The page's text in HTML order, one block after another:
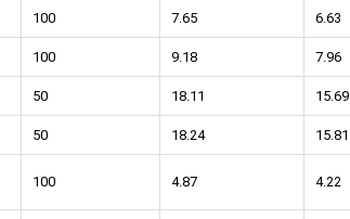
100 7.65 6.63
100 9.18 7.96
50 18.11 15.69
50 18.24 15.81
100 4.87 4.22